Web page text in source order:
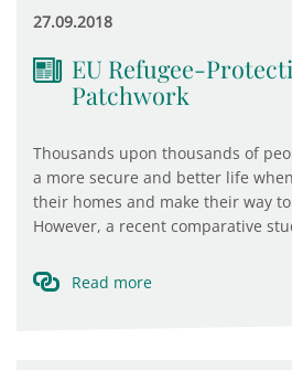
27.09.2018
EU Refugee-
Patchwork
Thousands upon thousands of
a more secure and better life
their homes and make their way
However, a recent comparative
Read more